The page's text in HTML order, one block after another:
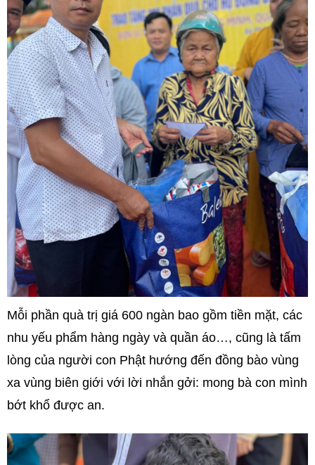
Mỗi phần quà trị giá 600 ngàn bao gồm tiền mặt, các
nhu yếu phẩm hàng ngày và quần áo…, cũng là tấm
lòng của người con Phật hướng đến đồng bào vùng
xa vùng biên giới với lời nhắn gởi: mong bà con mình
bớt khổ được an.